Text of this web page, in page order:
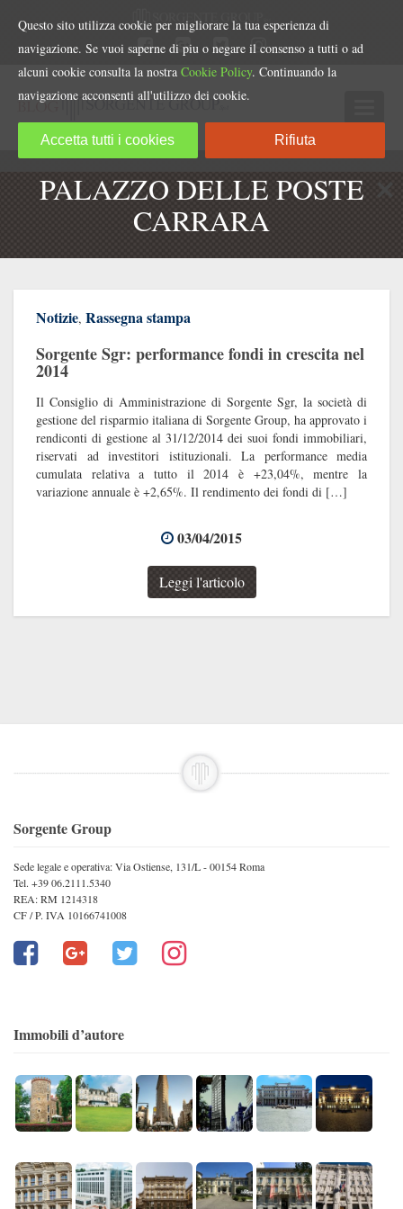
PALAZZO DELLE POSTE
CARRARA
Notizie, Rassegna stampa
Sorgente Sgr: performance fondi in crescita nel
2014
Il Consiglio di Amministrazione di Sorgente Sgr, la società di
gestione del risparmio italiana di Sorgente Group, ha approvato i
rendiconti di gestione al 31/12/2014 dei suoi fondi immobiliari,
riservati ad investitori istituzionali. La performance media
cumulata relativa a tutto il 2014 è +23,04%, mentre la
variazione annuale è +2,65%. Il rendimento dei fondi di […]
03/04/2015
Leggi l'articolo
Sorgente Group
Sede legale e operativa: Via Ostiense, 131/L - 00154 Roma
Tel. +39 06.2111.5340
REA: RM 1214318
CF / P. IVA 10166741008
Immobili d’autore
Questo sito utilizza cookie per migliorare la tua esperienza di
navigazione. Se vuoi saperne di piu o negare il consenso a tutti o ad
alcuni cookie consulta la nostra Cookie Policy. Continuando la
navigazione acconsenti all'utilizzo dei cookie.
Accetta tutti i cookies Rifiuta